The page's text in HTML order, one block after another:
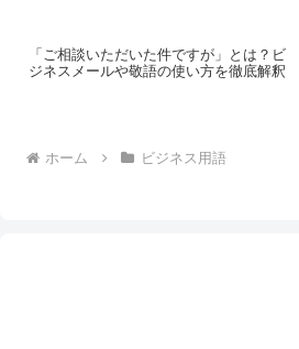
「ご相談いただいた件ですが」とは？ビ
ジネスメールや敬語の使い方を徹底解釈
ホーム ビジネス用語